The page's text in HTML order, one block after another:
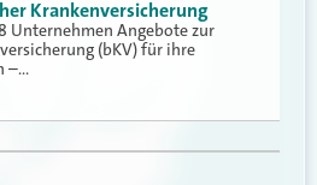
Krankenversicherung
Unternehmen Angebote zur
(bKV) für ihre
–…